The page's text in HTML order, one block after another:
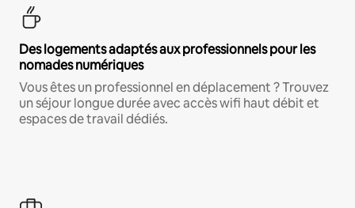
Des logements adaptés aux professionnels pour les
nomades numériques
Vous êtes un professionnel en déplacement ? Trouvez
un séjour longue durée avec accès wifi haut débit et
espaces de travail dédiés.